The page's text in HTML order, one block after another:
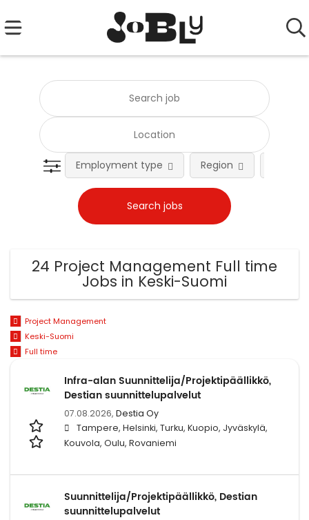
Employment type Region
24 Project Management Full time
Jobs in Keski-Suomi
Project Management
Keski-Suomi
Full time
Infra-alan Suunnittelija/Projektipäällikkö,
Destian suunnittelupalvelut
07.08.2026, Destia Oy
Tampere, Helsinki, Turku, Kuopio, Jyväskylä,
Kouvola, Oulu, Rovaniemi
Suunnittelija/Projektipäällikkö, Destian
suunnittelupalvelut